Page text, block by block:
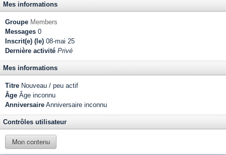
Mes informations
Groupe Members
Messages 0
Inscrit(e) (le) 08-mai 25
Dernière activité Privé
Mes informations
Titre Nouveau / peu actif
Âge Âge inconnu
Anniversaire Anniversaire inconnu
Contrôles utilisateur
Mon contenu